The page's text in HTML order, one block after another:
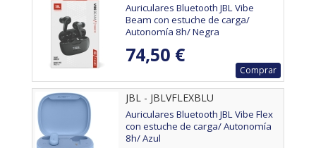
Auriculares Bluetooth JBL Vibe
Beam con estuche de carga/
Autonomía 8h/ Negra
74,50 €
Comprar
JBL - JBLVFLEXBLU
Auriculares Bluetooth JBL Vibe Flex
con estuche de carga/ Autonomía
8h/ Azul